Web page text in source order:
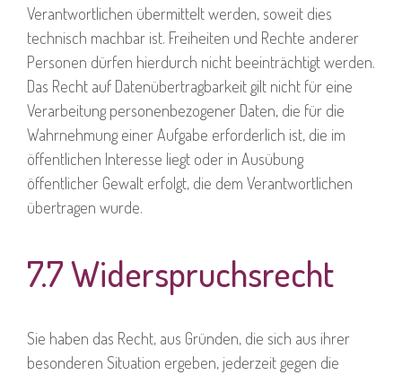
Verantwortlichen übermittelt werden, soweit dies
technisch machbar ist. Freiheiten und Rechte anderer
Personen dürfen hierdurch nicht beeinträchtigt werden.
Das Recht auf Datenübertragbarkeit gilt nicht für eine
Verarbeitung personenbezogener Daten, die für die
Wahrnehmung einer Aufgabe erforderlich ist, die im
öffentlichen Interesse liegt oder in Ausübung
öffentlicher Gewalt erfolgt, die dem Verantwortlichen
übertragen wurde.
7.7 Widerspruchsrecht
Sie haben das Recht, aus Gründen, die sich aus ihrer
besonderen Situation ergeben, jederzeit gegen die